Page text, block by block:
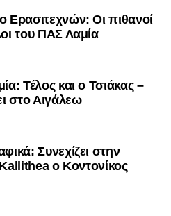
Ερασιτεχνών: Οι πιθανοί
του ΠΑΣ Λαμία
Τέλος και ο Τσιάκας –
στο Αιγάλεω
Συνεχίζει στην
ο Κοντονίκος